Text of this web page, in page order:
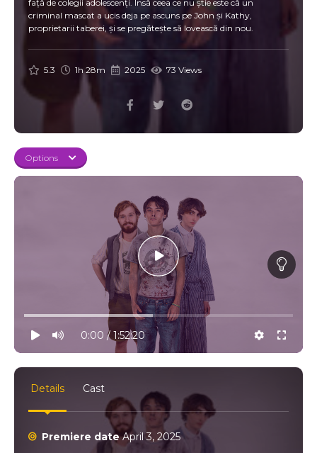
față de colegii adolescenți. Însă ceea ce nu știe este că un
criminal mascat a ucis deja pe ascuns pe John și Kathy,
proprietarii taberei, și se pregătește să lovească din nou.
5.3 1h 28m 2025 73 Views
Options
10% progress
play
volume
0:00 / 1:52:20 settings
Details Cast
Premiere dateApril 3, 2025